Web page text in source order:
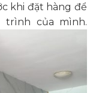
khi đặt hàng để
trình của mình.